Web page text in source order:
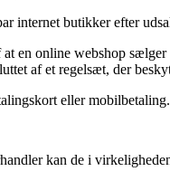
internet butikker efter
en online webshop
af et regelsæt, der
eller
kan de i